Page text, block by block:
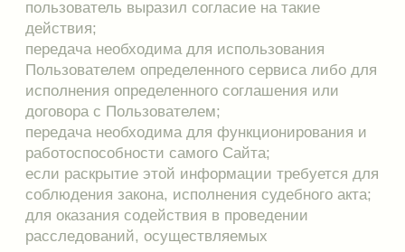
предусмотренных законом.
6.1.4. Предоставлять доступ к своим
персональным данным Клиенту или его
законному представителю при обращении либо
при получении запроса, содержащего номер
основного документа, удостоверяющего
личность Клиента или его законного
представителя, сведения о дате выдачи
указанного документа и выдавшем его органе и
собственноручную подпись Клиента или его
законного представителя. Запрос может быть
направлен в электронной форме и подписан
электронной цифровой подписью в соответствии
с законодательством Российской Федерации.
Сведения о наличии персональных данных
должны быть предоставлены Клиенту в
доступной форме и в них не должны